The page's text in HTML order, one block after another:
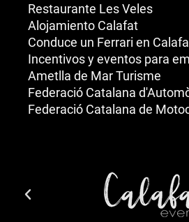
Restaurante Les Veles
Alojamiento Calafat
Conduce un Ferrari en
Incentivos y eventos para
Ametlla de Mar Turisme
Federació Catalana
Federació Catalana de